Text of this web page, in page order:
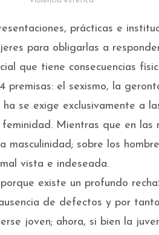
prácticas e
para obligarlas a
que tiene consecuencias
premisas: el sexismo, la
se exige exclusivamente a
Mientras que en las
masculinidad; sobre los
vista e indeseada.
existe un profundo
de defectos y por
joven; ahora, si bien la